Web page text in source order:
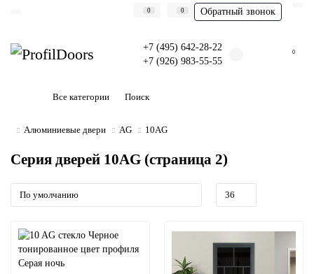
0 0 Обратный звонок
+7 (495) 642-28-22
+7 (926) 983-55-55
0
Все категории
Алюминиевые двери AG 10AG
Серия дверей 10AG (страница 2)